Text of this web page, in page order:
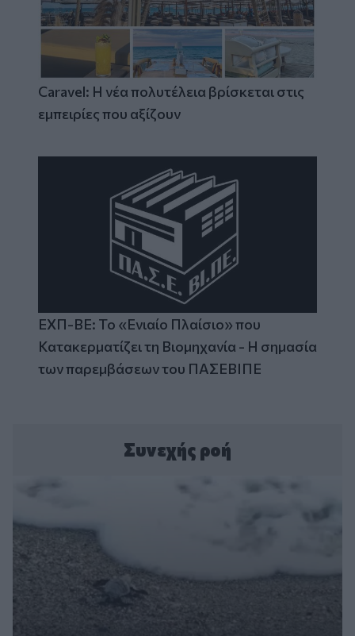
Caravel: Η νέα πολυτέλεια βρίσκεται στις
εμπειρίες που αξίζουν
ΕΧΠ-ΒΕ: Το «Ενιαίο Πλαίσιο» που
Κατακερματίζει τη Βιομηχανία - Η σημασία
των παρεμβάσεων του ΠΑΣΕΒΙΠΕ
Συνεχής ροή